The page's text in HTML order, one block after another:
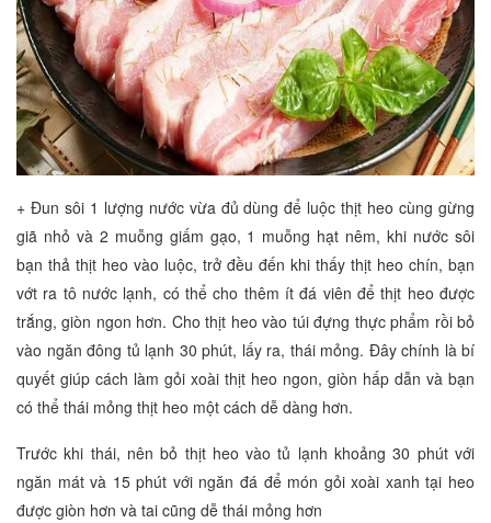
+ Đun sôi 1 lượng nước vừa đủ dùng để luộc thịt heo cùng gừng
giã nhỏ và 2 muỗng giấm gạo, 1 muỗng hạt nêm, khi nước sôi
bạn thả thịt heo vào luộc, trở đều đến khi thấy thịt heo chín, bạn
vớt ra tô nước lạnh, có thể cho thêm ít đá viên để thịt heo được
trắng, giòn ngon hơn. Cho thịt heo vào túi đựng thực phẩm rồi bỏ
vào ngăn đông tủ lạnh 30 phút, lấy ra, thái mỏng. Đây chính là bí
quyết giúp cách làm gỏi xoài thịt heo ngon, giòn hấp dẫn và bạn
có thể thái mỏng thịt heo một cách dễ dàng hơn.
Trước khi thái, nên bỏ thịt heo vào tủ lạnh khoảng 30 phút với
ngăn mát và 15 phút với ngăn đá để món gỏi xoài xanh tại heo
được giòn hơn và tai cũng dễ thái mỏng hơn